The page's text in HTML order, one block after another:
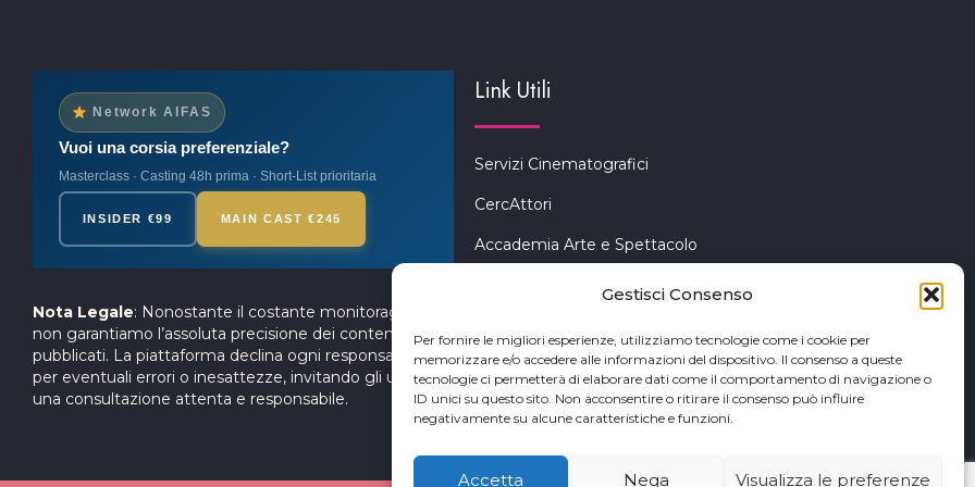
Gestisci Consenso
Per fornire le migliori esperienze, utilizziamo tecnologie come i cookie per
memorizzare e/o accedere alle informazioni del dispositivo. Il consenso a queste
tecnologie ci permetterà di elaborare dati come il comportamento di navigazione o
ID unici su questo sito. Non acconsentire o ritirare il consenso può influire
negativamente su alcune caratteristiche e funzioni.
Accetta Nega Visualizza le preferenze
Network AIFAS
Vuoi una corsia preferenziale?
Masterclass · Casting 48h prima · Short-List prioritaria
INSIDER €99 MAIN CAST €245
Nota Legale: Nonostante il costante monitoraggio,
non garantiamo l’assoluta precisione dei contenuti
pubblicati. La piattaforma declina ogni responsabilità
per eventuali errori o inesattezze, invitando gli utenti a
una consultazione attenta e responsabile.
Link Utili
Servizi Cinematografici
CercAttori
Accademia Arte e Spettacolo
Piceno Cinema Festival